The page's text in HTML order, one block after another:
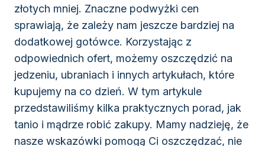
złotych mniej. Znaczne podwyżki cen
sprawiają, że zależy nam jeszcze bardziej na
dodatkowej gotówce. Korzystając z
odpowiednich ofert, możemy oszczędzić na
jedzeniu, ubraniach i innych artykułach, które
kupujemy na co dzień. W tym artykule
przedstawiliśmy kilka praktycznych porad, jak
tanio i mądrze robić zakupy. Mamy nadzieję, że
nasze wskazówki pomogą Ci oszczędzać, nie